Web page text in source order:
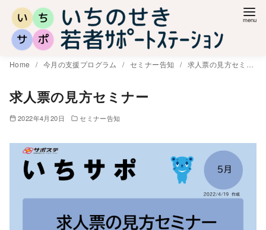
移
Home 今月の支援プログラム セミナー告知 求人票の見方セミナー
求人票の見方セミナー
2022年4月20日 セミナー告知